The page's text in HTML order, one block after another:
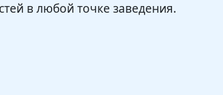
в любой точке заведения.